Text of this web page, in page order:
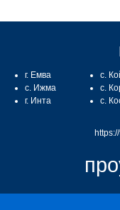
г. Емва
с. Ижма
г. Инта
с.
с.
с.